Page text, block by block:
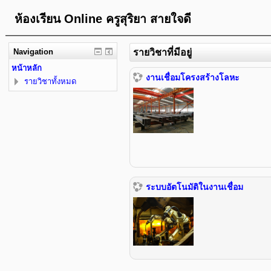
ห้องเรียน Online ครูสุริยา สายใจดี
รายวิชาที่มีอยู่
งานเชื่อมโครงสร้างโลหะ
ระบบอัตโนมัติในงานเชื่อม
Navigation
หน้าหลัก
รายวิชาทั้งหมด